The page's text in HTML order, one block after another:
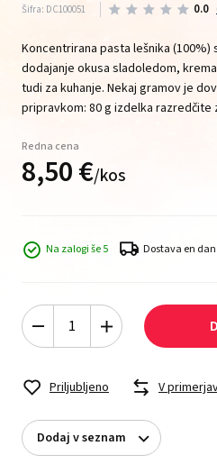
Šifra: DC100051 0.0
Koncentrirana pasta lešnika (100%)
dodajanje okusa sladoledom,
tudi za kuhanje. Nekaj ​​gramov je
pripravkom: 80 g izdelka razredčite
Redna cena
8,50€/kos
Na zalogi še 5 Dostava en
Priljubljeno V
Dodaj v seznam